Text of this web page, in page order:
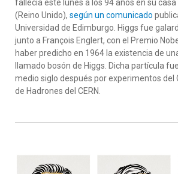
fallecía este lunes a los 94 años en su
(Reino Unido), según un comunicado
Universidad de Edimburgo. Higgs fue
junto a François Englert, con el Premio
haber predicho en 1964 la existencia de
llamado bosón de Higgs. Dicha partícula
medio siglo después por experimentos del
de Hadrones del CERN.